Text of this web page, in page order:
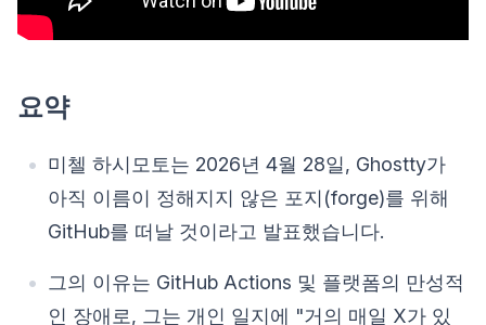
요약
미첼 하시모토는 2026년 4월 28일, Ghostty가
아직 이름이 정해지지 않은 포지(forge)를 위해
GitHub를 떠날 것이라고 발표했습니다.
그의 이유는 GitHub Actions 및 플랫폼의 만성적
인 장애로, 그는 개인 일지에 "거의 매일 X가 있